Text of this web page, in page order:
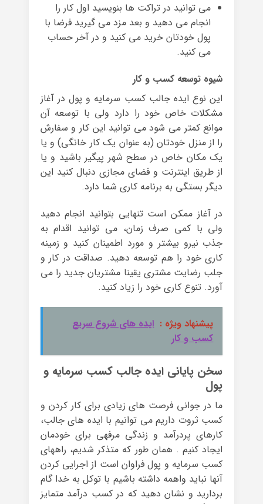
می توانید در تراکت ها بنویسید اول کار را
انجام می دهید و بعد مزد می گیرید فرضا با
پول خودتان خرید می کنید و در آخر حساب
می کنید.
شیوه توسعه کسب و کار
این نوع ایده جالب کسب سرمایه و پول در آغاز
مشکلات خاص خود را دارد ولی با توسعه آن
موانع کمتر می شود می توانید این کار و سفارش
را از منزل خودتان (به عنوان یک کار خانگی) و یا
یک مکان خاص در سطح شهر پیگیر باشید و یا
از طریق اینترنت و فضای مجازی دنبال کنید این
دیگر بستگی به برنامه کاری شما دارد.
در آغاز ممکن است تنهایی بتوانید انجام دهید
ولی با کمی صرف زمان، می توانید اقدام به
جذب نیرو بیشتر و مورد اطمینان کنید و زمینه
کاری خود را هم توسعه دهید. صداقت در کار و
جلب رضایت مشتری یقینا مشتریان جدید را می
آورد. تنوع کاری خود را زیاد کنید.
پیشنهاد ویژه : ایده های شروع سریع
کسب و کار
سخن پایانی ایده جالب کسب سرمایه و
پول
ما در جوانی فرصت های زیادی برای کار کردن و
کسب ثروت داریم می توانیم با ایده های جالب،
کارهای پردرآمد و زندگی مرفهی برای خودمان
ایجاد کنیم . همان طور که متذکر شدیم، راههای
کسب سرمایه و پول فراوان است از اجرایی کردن
آنها نباید واهمه داشته باشیم با توکل به خدا گام
بردارید و نشان دهید که در کسب درآمد متمایز